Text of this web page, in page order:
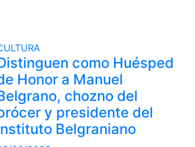
como Huésped
Honor a Manuel
chozno del
y presidente del
Belgraniano